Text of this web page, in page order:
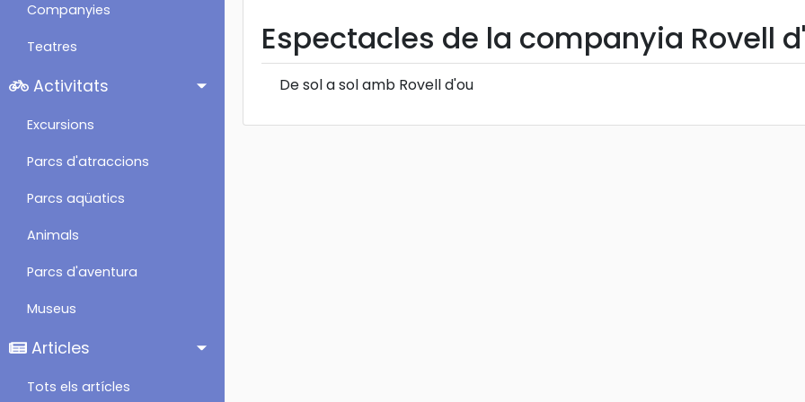
Companyies
Teatres
Activitats
Excursions
Parcs d'atraccions
Parcs aqüatics
Animals
Parcs d'aventura
Museus
Articles
Tots els artícles
Espectacles de la companyia Rovell
De sol a sol amb Rovell d'ou